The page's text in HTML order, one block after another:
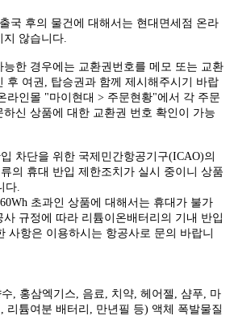
국 후의 물건에 대해서는 현대면세점 온라
않습니다.
능한 경우에는 교환권번호를 메모 또는 교환
후 여권, 탑승권과 함께 제시해주시기 바랍
라인몰 "마이현대 > 주문현황"에서 각 주문
하신 상품에 대한 교환권 번호 확인이 가능
차단을 위한 국제민간항공기구(ICAO)의
의 휴대 반입 제한조치가 실시 중이니 상품
다.
초과인 상품에 대해서는 휴대가 불가
규정에 따라 리튬이온배터리의 기내 반입
사항은 이용하시는 항공사로 문의 바랍니
, 홍삼엑기스, 음료, 치약, 헤어젤, 샴푸, 마
리튬여분 배터리, 만년필 등) 액체 폭발물질